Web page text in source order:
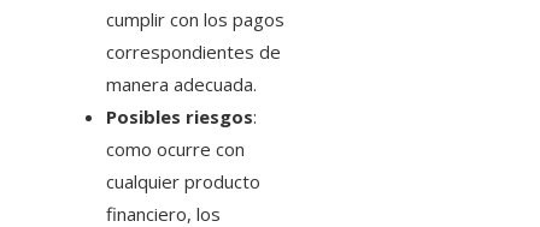
cumplir con los pagos
correspondientes de
manera adecuada.
Posibles riesgos:
como ocurre con
cualquier producto
financiero, los